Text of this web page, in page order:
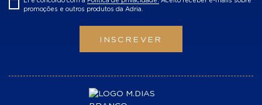
promoções e outros produtos da Adria.
INSCREVER